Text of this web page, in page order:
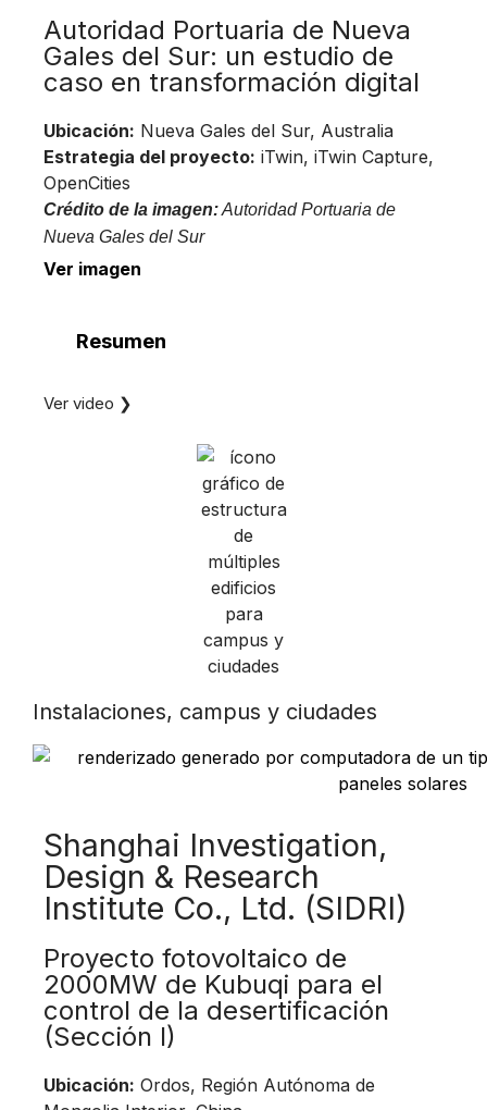
Autoridad Portuaria de Nueva
Gales del Sur: un estudio de
caso en transformación digital
Ubicación: Nueva Gales del Sur, Australia
Estrategia del proyecto: iTwin, iTwin Capture,
OpenCities
Crédito de la imagen:Autoridad Portuaria de
Nueva Gales del Sur
Ver imagen
Resumen
Ver video ❯
Instalaciones, campus y ciudades
Shanghai Investigation,
Design & Research
Institute Co., Ltd. (SIDRI)
Proyecto fotovoltaico de
2000MW de Kubuqi para el
control de la desertificación
(Sección I)
Ubicación: Ordos, Región Autónoma de